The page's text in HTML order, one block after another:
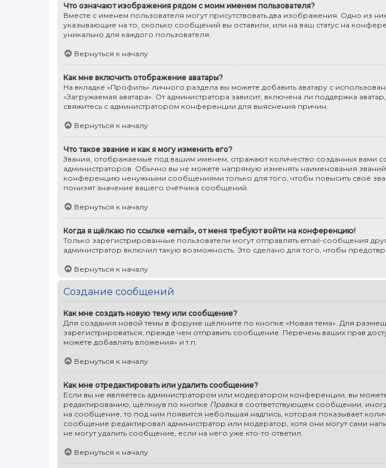
Что означают изображения рядом с моим именем пользователя?
Вместе с именем пользователя могут присутствовать два изображения. Одно из
указывающие на то, сколько сообщений вы оставили, или на ваш статус на
уникально для каждого пользователя.
Вернуться к началу
Как мне включить отображение аватары?
На вкладке «Профиль» личного раздела вы можете добавить аватару с
«Загружаемая аватара». От администратора зависит, включена ли поддержка
свяжитесь с администратором конференции для выяснения причин.
Вернуться к началу
Что такое звание и как я могу изменить его?
Звания, отображаемые под вашим именем, отражают количество созданных
администраторов. Обычно вы не можете напрямую изменять наименования
конференцию ненужными сообщениями только для того, чтобы повысить своё
понизят значение вашего счётчика сообщений.
Вернуться к началу
Когда я щёлкаю по ссылке «email», от меня требуют войти на конференцию!
Только зарегистрированные пользователи могут отправлять email-сообщения
администратор включил такую возможность. Это сделано для того, чтобы
Вернуться к началу
Создание сообщений
Как мне создать новую тему или сообщение?
Для создания новой темы в форуме щёлкните по кнопке «Новая тема». Для
зарегистрироваться, прежде чем отправить сообщение. Перечень ваших прав
можете добавлять вложения» и т.п.
Вернуться к началу
Как мне отредактировать или удалить сообщение?
Если вы не являетесь администратором или модератором конференции, вы
редактированию, щёлкнув по кнопке Правка в соответствующем сообщении,
на сообщение, то под ним появится небольшая надпись, которая показывает
сообщение редактировал администратор или модератор, хотя они могут сами
не могут удалить сообщение, если на него уже кто-то ответил.
Вернуться к началу